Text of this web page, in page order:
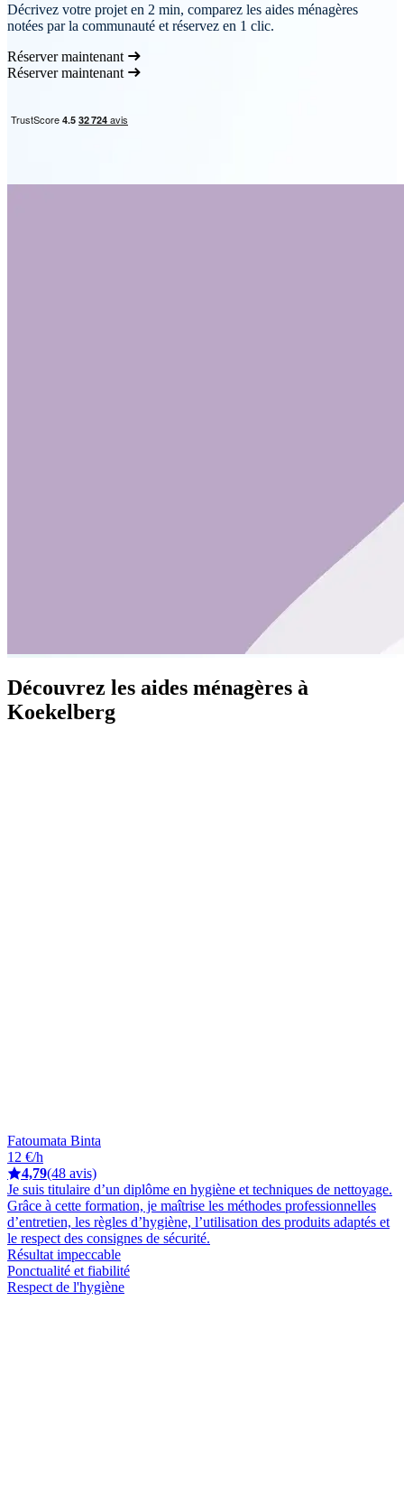
Décrivez votre projet en 2 min, comparez les aides ménagères
notées par la communauté et réservez en 1 clic.
Réserver maintenant
Réserver maintenant
Découvrez les aides ménagères à
Koekelberg
Fatoumata Binta
12 €/h
4,79(48 avis)
Je suis titulaire d’un diplôme en hygiène et techniques de nettoyage.
Grâce à cette formation, je maîtrise les méthodes professionnelles
d’entretien, les règles d’hygiène, l’utilisation des produits adaptés et
le respect des consignes de sécurité.
Résultat impeccable
Ponctualité et fiabilité
Respect de l'hygiène